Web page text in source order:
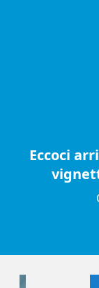
Eccoci